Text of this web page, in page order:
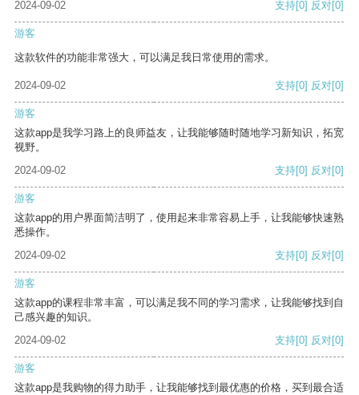
2024-09-02 支持[0] 反对[0]
游客
这款软件的功能非常强大，可以满足我日常使用的需求。
2024-09-02 支持[0] 反对[0]
游客
这款app是我学习路上的良师益友，让我能够随时随地学习新知识，拓宽
视野。
2024-09-02
支持[0] 反对[0]
游客
这款app的用户界面简洁明了，使用起来非常容易上手，让我能够快速熟
悉操作。
2024-09-02
支持[0] 反对[0]
游客
这款app的课程非常丰富，可以满足我不同的学习需求，让我能够找到自
己感兴趣的知识。
2024-09-02
支持[0] 反对[0]
游客
这款app是我购物的得力助手，让我能够找到最优惠的价格，买到最合适